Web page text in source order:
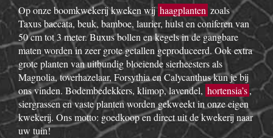
Op onze boomkwekerij kweken wijhaagplanten zoals
Taxus baccata, beuk, bamboe, laurier, hulst en coniferen van
50 cm tot 3 meter. Buxus bollen en kegels in de gangbare
maten worden in zeer grote getallen geproduceerd. Ook extra
grote planten van uitbundig bloeiende sierheesters als
Magnolia, toverhazelaar, Forsythia en Calycanthus kun je bij
ons vinden. Bodembedekkers, klimop, lavendel, hortensia’s,
siergrassen en vaste planten worden gekweekt in onze eigen
kwekerij. Ons motto: goedkoop en direct uit de kwekerij naar
uw tuin!